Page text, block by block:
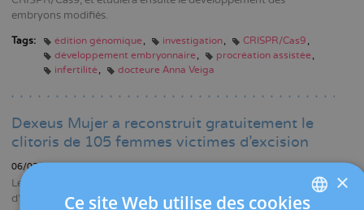
embryons modifiés.
Tags: édition génomique investigation
CRISPR/Cas9
développement embryonnaire
procréation assistée
infertilité
docteure Anna Veiga
Dexeus Mujer a reconstruit gratuitement le
clitoris de 105 femmes victimes d’excision
06/02/2020
Le Programme de reconstruction génitale fait partie de la mission
d’aide sociale de la Fondation Dexeus Mujer. Il est dirigé par le Dr
×
Ce site Web utilise des cookies